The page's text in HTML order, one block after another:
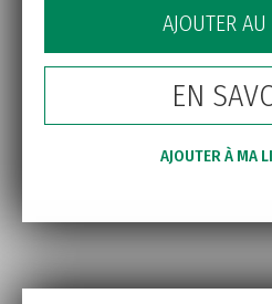
AJOUTER
EN
AJOUTER À MA